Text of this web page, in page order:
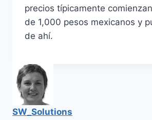
precios típicamente
de 1,000 pesos mexicanos y
de ahí.
SW_Solutions